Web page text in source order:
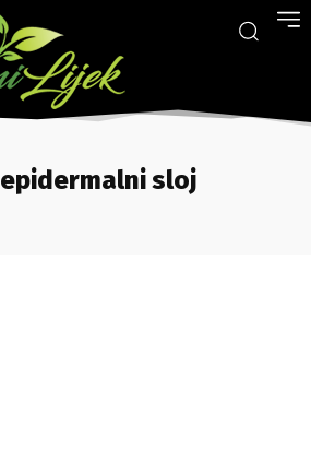
epidermalni sloj